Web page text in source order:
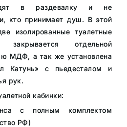
в раздевалку и не
кто принимает душ. В этой
изолированные туалетные
отдельной
МДФ, а так же установлена
Катунь» с пьедесталом и
рук.
кабинки:
с полным комплектом
РФ)